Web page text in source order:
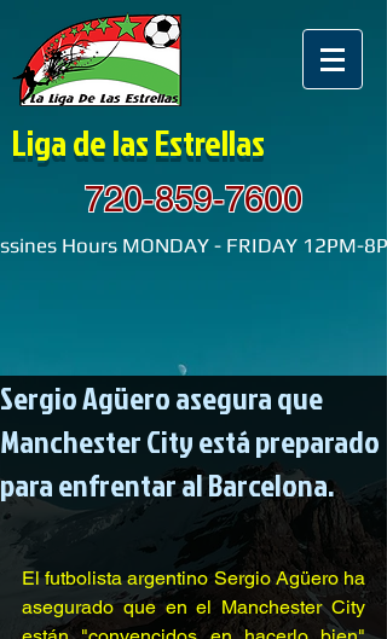
Liga de las Estrellas
720-859-7600
Hours MONDAY - FRIDAY 12PM-
Sergio Agüero asegura que
Manchester City está preparado
para enfrentar al Barcelona.
El futbolista argentino Sergio Agüero ha
asegurado que en el Manchester City